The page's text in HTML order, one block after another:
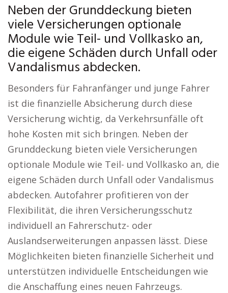
Neben der Grunddeckung bieten
viele Versicherungen optionale
Module wie Teil- und Vollkasko an,
die eigene Schäden durch Unfall oder
Vandalismus abdecken.
Besonders für Fahranfänger und junge Fahrer
ist die finanzielle Absicherung durch diese
Versicherung wichtig, da Verkehrsunfälle oft
hohe Kosten mit sich bringen. Neben der
Grunddeckung bieten viele Versicherungen
optionale Module wie Teil- und Vollkasko an, die
eigene Schäden durch Unfall oder Vandalismus
abdecken. Autofahrer profitieren von der
Flexibilität, die ihren Versicherungsschutz
individuell an Fahrerschutz- oder
Auslandserweiterungen anpassen lässt. Diese
Möglichkeiten bieten finanzielle Sicherheit und
unterstützen individuelle Entscheidungen wie
die Anschaffung eines neuen Fahrzeugs.